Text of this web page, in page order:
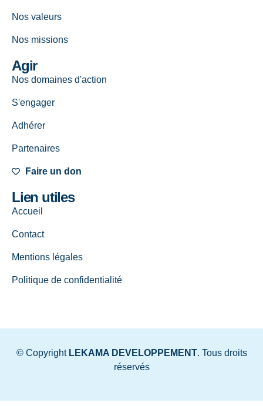
Nos valeurs
Nos missions
Agir
Nos domaines d'action
S'engager
Adhérer
Partenaires
Faire un don
Lien utiles
Accueil
Contact
Mentions légales
Politique de confidentialité
© Copyright LEKAMA DEVELOPPEMENT. Tous droits
réservés